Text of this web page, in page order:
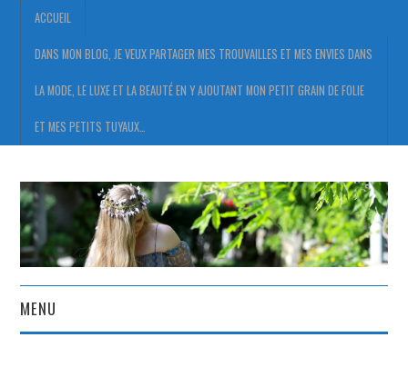
ACCUEIL
DANS MON BLOG, JE VEUX PARTAGER MES TROUVAILLES ET MES ENVIES DANS
LA MODE, LE LUXE ET LA BEAUTÉ EN Y AJOUTANT MON PETIT GRAIN DE FOLIE
ET MES PETITS TUYAUX…
MENU